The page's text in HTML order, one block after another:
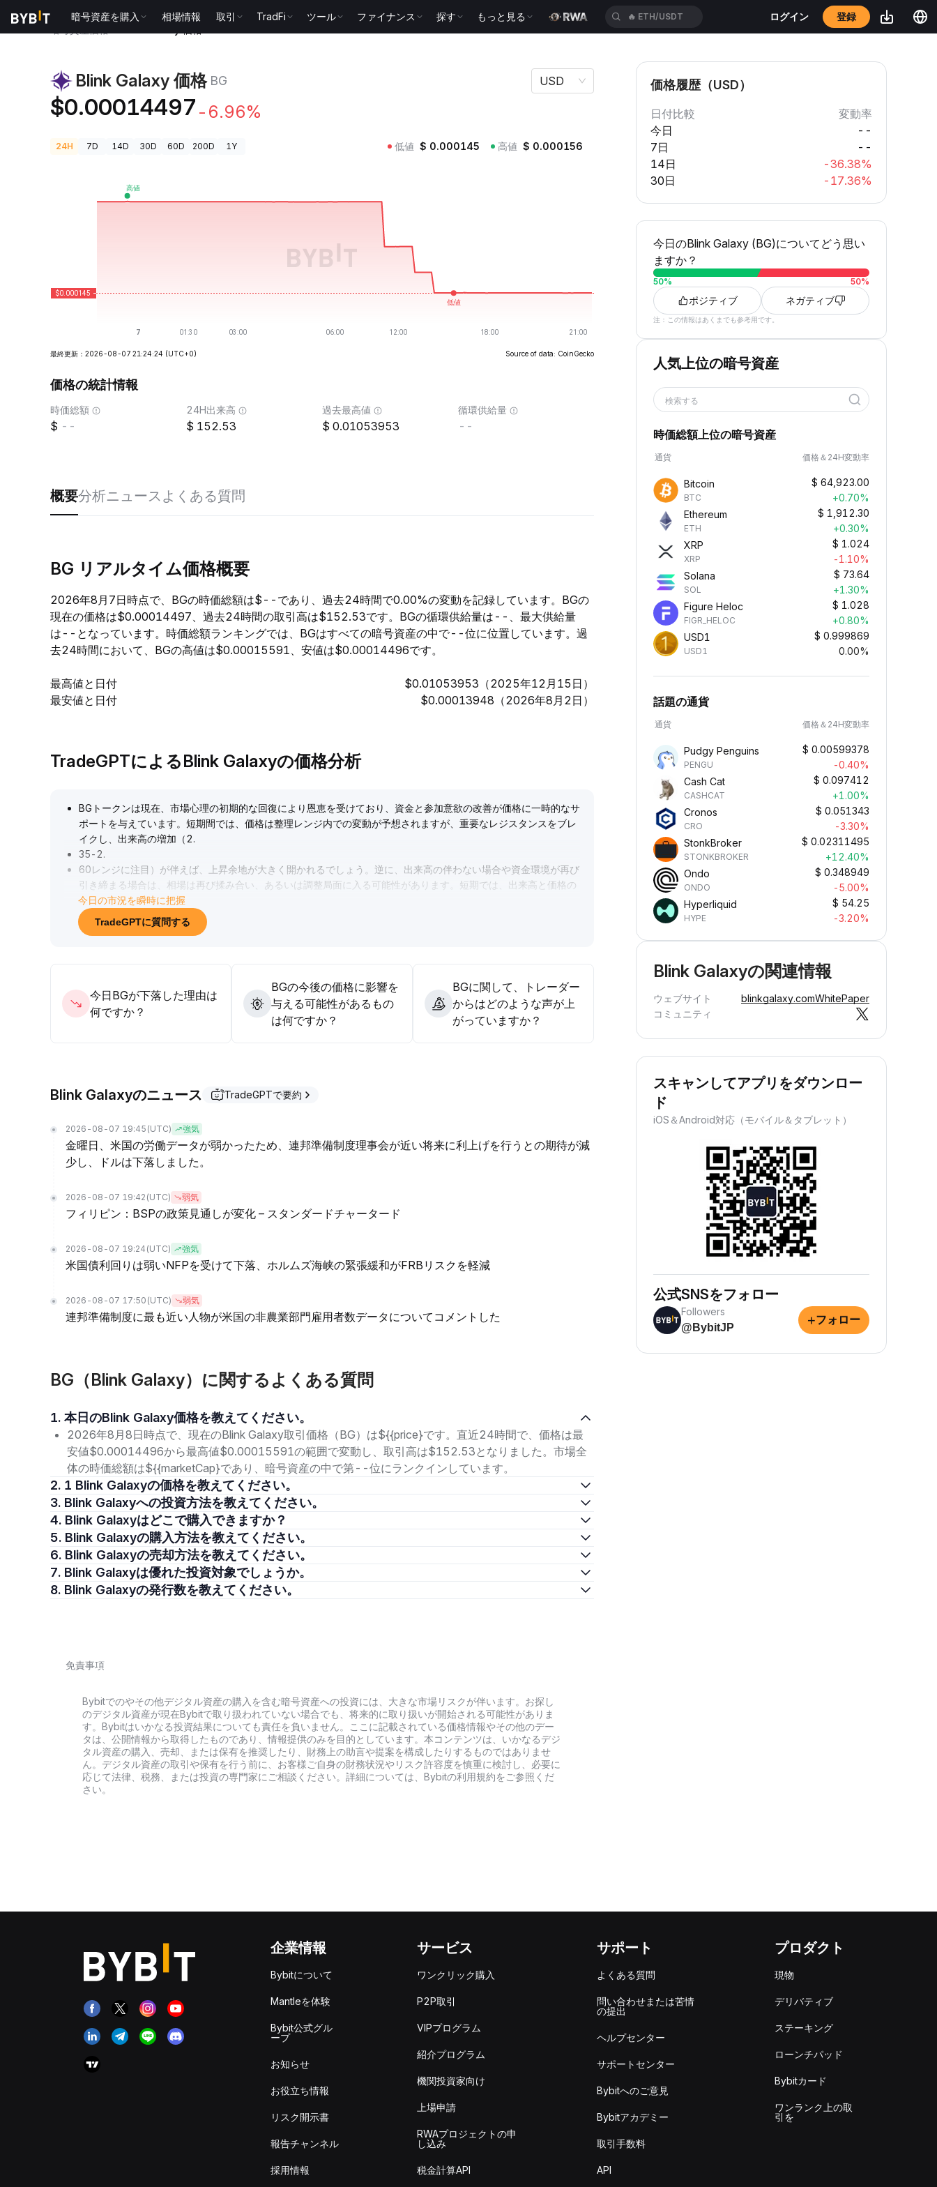
暗号資産を購入 相場情報 取引 TradFi ツール ファイナンス 探す もっと見る 🔥 ETH/USDT ログイン 登録
Blink Galaxy 価格 BG
$0.00014497 -6.96%
USD
24H 7D 14D 30D 60D 200D 1Y 低値 $ 0.000145 高値 $ 0.000156
最終更新：2026-08-07 21:24:24 (UTC+0) Source of data: CoinGecko
価格の統計情報
時価総額
--
24H出来高
152.53
過去最高値
0.01053953
循環供給量
--
概要分析ニュースよくある質問
BG リアルタイム価格概要
2026年8月7日時点で、BGの時価総額は$--であり、過去24時間で0.00%の変動を記録しています。BGの
現在の価格は$0.00014497、過去24時間の取引高は$152.53です。BGの循環供給量は--、最大供給量
は--となっています。時価総額ランキングでは、BGはすべての暗号資産の中で--位に位置しています。過
去24時間において、BGの高値は$0.00015591、安値は$0.00014496です。
最高値と日付
$0.01053953（2025年12月15日）
最安値と日付
$0.00013948（2026年8月2日）
TradeGPTによるBlink Galaxyの価格分析
BGトークンは現在、市場心理の初期的な回復により恩恵を受けており、資金と参加意欲の改善が価格に一時的なサ
ポートを与えています。短期間では、価格は整理レンジ内での変動が予想されますが、重要なレジスタンスをブレ
イクし、出来高の増加（2.
35-2.
60レンジに注目）が伴えば、上昇余地が大きく開かれるでしょう。逆に、出来高の伴わない場合や資金環境が再び
引き締まる場合は、相場は再び揉み合い、あるいは調整局面に入る可能性があります。短期では、出来高と価格の
連動によるブレイクのシグナルを注視し、取引のチャンスを捉えることを推奨します。また、オンチェーン資金フ
ローやマクロ市場の変動を密接に追跡し、中長期戦略を動的に調整してください。
今日の市況を瞬時に把握
TradeGPTに質問する
今日BGが下落した理由は
何ですか？
BGの今後の価格に影響を
与える可能性があるもの
は何ですか？
BGに関して、トレーダー
からはどのような声が上
がっていますか？
Blink Galaxyのニュース TradeGPTで要約
2026-08-07 19:45 (UTC) 強気
金曜日、米国の労働データが弱かったため、連邦準備制度理事会が近い将来に利上げを行うとの期待が減
少し、ドルは下落しました。
2026-08-07 19:42 (UTC) 弱気
フィリピン：BSPの政策見通しが変化 – スタンダードチャータード
2026-08-07 19:24 (UTC) 強気
米国債利回りは弱いNFPを受けて下落、ホルムズ海峡の緊張緩和がFRBリスクを軽減
2026-08-07 17:50 (UTC) 弱気
連邦準備制度に最も近い人物が米国の非農業部門雇用者数データについてコメントした
BG（Blink Galaxy）に関するよくある質問
1. 本日のBlink Galaxy価格を教えてください。
2026年8月8日時点で、現在のBlink Galaxy取引価格（BG）は${{price}です。直近24時間で、価格は最
安値$0.00014496から最高値$0.00015591の範囲で変動し、取引高は$152.53となりました。市場全
体の時価総額は${{marketCap}であり、暗号資産の中で第--位にランクインしています。
2. 1 Blink Galaxyの価格を教えてください。
3. Blink Galaxyへの投資方法を教えてください。
4. Blink Galaxyはどこで購入できますか？
5. Blink Galaxyの購入方法を教えてください。
6. Blink Galaxyの売却方法を教えてください。
7. Blink Galaxyは優れた投資対象でしょうか。
8. Blink Galaxyの発行数を教えてください。
免責事項
Bybitでのやその他デジタル資産の購入を含む暗号資産への投資には、大きな市場リスクが伴います。お探し
のデジタル資産が現在Bybitで取り扱われていない場合でも、将来的に取り扱いが開始される可能性がありま
す。Bybitはいかなる投資結果についても責任を負いません。ここに記載されている価格情報やその他のデー
タは、公開情報から取得したものであり、情報提供のみを目的としています。本コンテンツは、いかなるデジ
タル資産の購入、売却、または保有を推奨したり、財務上の助言や提案を構成したりするものではありませ
ん。デジタル資産の取引や保有を行う前に、お客様ご自身の財務状況やリスク許容度を慎重に検討し、必要に
応じて法律、税務、または投資の専門家にご相談ください。詳細については、Bybitの利用規約をご参照くだ
さい。
価格履歴（USD）
日付比較
変動率
今日
--
7日
--
14日
-36.38%
30日
-17.36%
今日のBlink Galaxy (BG)についてどう思い
ますか？
50% 50%
ポジティブ ネガティブ
注：この情報はあくまでも参考用です。
人気上位の暗号資産
検索する
時価総額上位の暗号資産
通貨 価格＆24H変動率
Bitcoin
BTC
$ 64,923.00
+0.70%
Ethereum
ETH
$ 1,912.30
+0.30%
XRP
XRP
$ 1.024
-1.10%
Solana
SOL
$ 73.64
+1.30%
Figure Heloc
FIGR_HELOC
$ 1.028
+0.80%
USD1
USD1
$ 0.999869
0.00%
話題の通貨
通貨 価格＆24H変動率
Pudgy Penguins
PENGU
$ 0.00599378
-0.40%
Cash Cat
CASHCAT
$ 0.097412
+1.00%
Cronos
CRO
$ 0.051343
-3.30%
StonkBroker
STONKBROKER
$ 0.02311495
+12.40%
Ondo
ONDO
$ 0.348949
-5.00%
Hyperliquid
HYPE
$ 54.25
-3.20%
Blink Galaxyの関連情報
ウェブサイト blinkgalaxy.comWhitePaper
コミュニティ
スキャンしてアプリをダウンロー
ド
iOS＆Android対応（モバイル＆タブレット）
公式SNSをフォロー
Followers
@BybitJP
+フォロー
企業情報
Bybitについて
Mantleを体験
Bybit公式グル
ープ
お知らせ
お役立ち情報
リスク開示書
報告チャンネル
採用情報
サービス
ワンクリック購入
P2P取引
VIPプログラム
紹介プログラム
機関投資家向け
上場申請
RWAプロジェクトの申
し込み
税金計算API
サポート
よくある質問
問い合わせまたは苦情
の提出
ヘルプセンター
サポートセンター
Bybitへのご意見
Bybitアカデミー
取引手数料
API
プロダクト
現物
デリバティブ
ステーキング
ローンチパッド
Bybitカード
ワンランク上の取
引を